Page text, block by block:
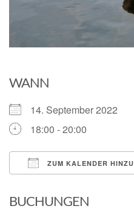
WANN
14. September 2022
18:00 - 20:00
ZUM KALENDER
BUCHUNGEN